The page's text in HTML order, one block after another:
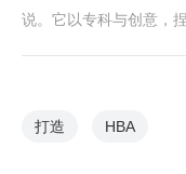
说。它以专科与创意，
打造 HBA